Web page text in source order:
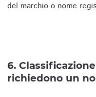
del marchio o nome
6.
richiedono un